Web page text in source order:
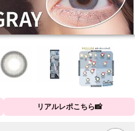
リアルレポこちら📸